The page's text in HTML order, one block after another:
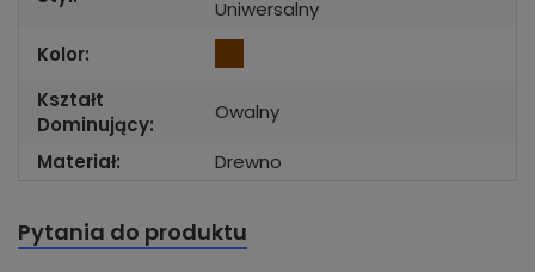
Uniwersalny
Kolor:
Kształt
Dominujący:
Owalny
Materiał:
Drewno
Pytania do produktu